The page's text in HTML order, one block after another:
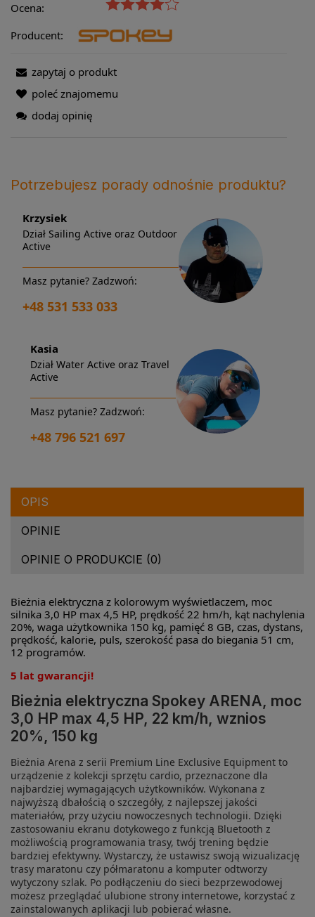
Ocena:
Producent:
zapytaj o produkt
poleć znajomemu
dodaj opinię
Potrzebujesz porady odnośnie produktu?
Krzysiek
Dział Sailing Active oraz Outdoor
Active
Masz pytanie? Zadzwoń:
+48 531 533 033
Kasia
Dział Water Active oraz Travel
Active
Masz pytanie? Zadzwoń:
+48 796 521 697
OPIS
OPINIE
OPINIE O PRODUKCIE (0)
Bieżnia elektryczna z kolorowym wyświetlaczem, moc
silnika 3,0 HP max 4,5 HP, prędkość 22 hm/h, kąt nachylenia
20%, waga użytkownika 150 kg, pamięć 8 GB, czas, dystans,
prędkość, kalorie, puls, szerokość pasa do biegania 51 cm,
12 programów.
5 lat gwarancji!
Bieżnia elektryczna Spokey ARENA, moc
3,0 HP max 4,5 HP, 22 km/h, wznios
20%, 150 kg
Bieżnia Arena z serii Premium Line Exclusive Equipment to
urządzenie z kolekcji sprzętu cardio, przeznaczone dla
najbardziej wymagających użytkowników. Wykonana z
najwyższą dbałością o szczegóły, z najlepszej jakości
materiałów, przy użyciu nowoczesnych technologii. Dzięki
zastosowaniu ekranu dotykowego z funkcją Bluetooth z
możliwością programowania trasy, twój trening będzie
bardziej efektywny. Wystarczy, że ustawisz swoją wizualizację
trasy maratonu czy półmaratonu a komputer odtworzy
wytyczony szlak. Po podłączeniu do sieci bezprzewodowej
możesz przeglądać ulubione strony internetowe, korzystać z
zainstalowanych aplikacji lub pobierać własne.